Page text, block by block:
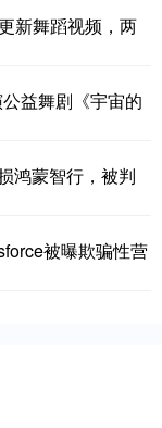
新舞蹈视频，两
益舞剧《宇宙的
鸿蒙智行，被判
被曝欺骗性营